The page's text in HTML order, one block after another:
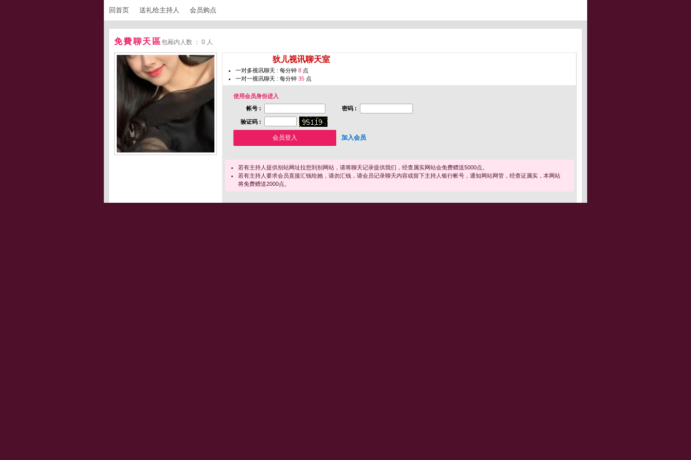
回首页 送礼给主持人 会员购点
免費聊天區包厢内人数 ： 0 人
狄儿视讯聊天室
一对多视讯聊天 : 每分钟 8 点
一对一视讯聊天 : 每分钟 35 点
使用会员身份进入
帐号 :
密码 :
验证码 :
加入会员
若有主持人提供别站网址拉您到别网站，请将聊天记录提供我们，经查属实网站会免费赠送5000点。
若有主持人要求会员直接汇钱给她，请勿汇钱，请会员记录聊天内容或留下主持人银行帐号，通知网站网管，经查证属实，本网站
将免费赠送2000点。